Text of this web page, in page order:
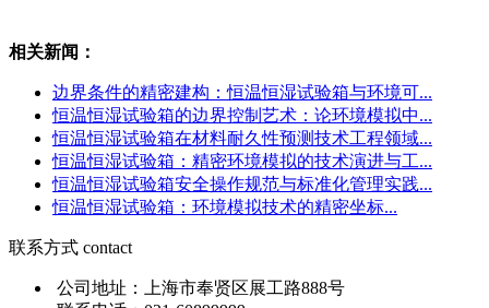
相关新闻：
边界条件的精密建构：恒温恒湿试验箱与环境可...
恒温恒湿试验箱的边界控制艺术：论环境模拟中...
恒温恒湿试验箱在材料耐久性预测技术工程领域...
恒温恒湿试验箱：精密环境模拟的技术演进与工...
恒温恒湿试验箱安全操作规范与标准化管理实践...
恒温恒湿试验箱：环境模拟技术的精密坐标...
联系方式 contact
公司地址：上海市奉贤区展工路888号